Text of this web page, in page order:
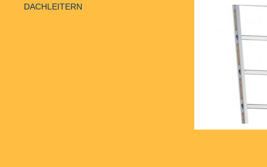
DACHLEITERN